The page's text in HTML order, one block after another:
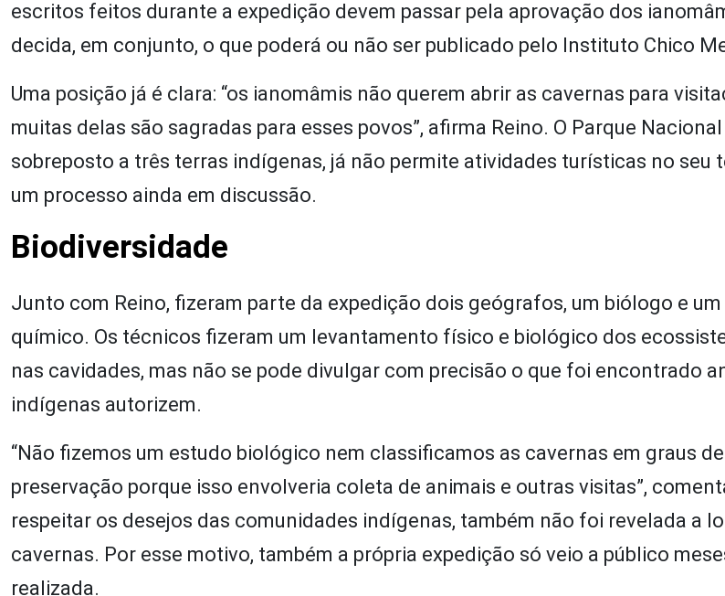
escritos feitos durante a expedição devem passar pela aprovação dos
decida, em conjunto, o que poderá ou não ser publicado pelo Instituto Chico
Uma posição já é clara: “os ianomâmis não querem abrir as cavernas para
muitas delas são sagradas para esses povos”, afirma Reino. O Parque
sobreposto a três terras indígenas, já não permite atividades turísticas no seu
um processo ainda em discussão.
Biodiversidade
Junto com Reino, fizeram parte da expedição dois geógrafos, um biólogo e
químico. Os técnicos fizeram um levantamento físico e biológico dos
nas cavidades, mas não se pode divulgar com precisão o que foi encontrado
indígenas autorizem.
“Não fizemos um estudo biológico nem classificamos as cavernas em graus
preservação porque isso envolveria coleta de animais e outras visitas”,
respeitar os desejos das comunidades indígenas, também não foi revelada a
cavernas. Por esse motivo, também a própria expedição só veio a público
realizada.